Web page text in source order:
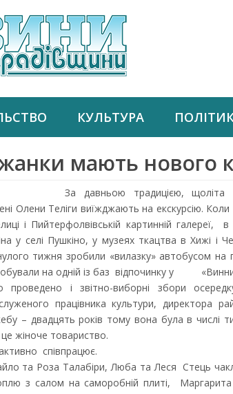
КУЛЬТУРА
мають нового
За давньою традицією, щоліта
Олени Теліги виїжджають на екскурсію.
і Пийтерфолвівській картинній галереї, в
у селі Пушкіно, у музеях ткацтва в Хижі і
тижня зробили «вилазку» автобусом
побували на одній із баз відпочинку у
і звітно-виборні збори
працівника культури, директора
– двадцять років тому вона була в числі
жіноче товариство.
співпрацює.
та Роза Талабіри, Люба та Леся Стець
з салом на саморобній плиті,